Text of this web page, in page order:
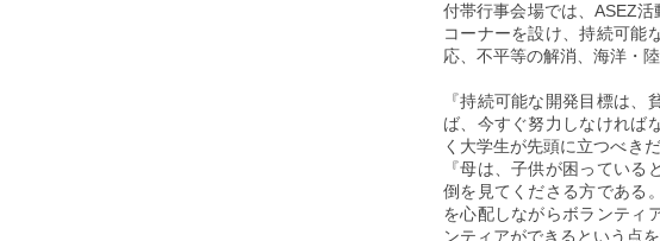
付帯行事会場では、ASEZ
コーナーを設け、持続可能
応、不平等の解消、海洋・
『持続可能な開発目標は
ば、今すぐ努力しなければ
く大学生が先頭に立つべき
『母は、子供が困ってい
倒を見てくださる方である
を心配しながらボランティ
ンティアができるという点